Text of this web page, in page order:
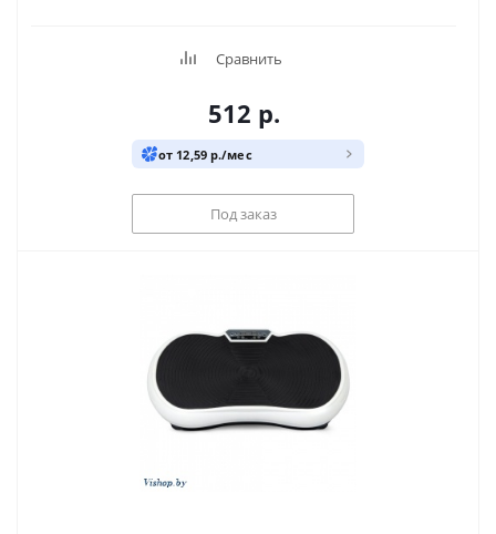
Сравнить
512 р.
от 12,59 р./мес
Под заказ